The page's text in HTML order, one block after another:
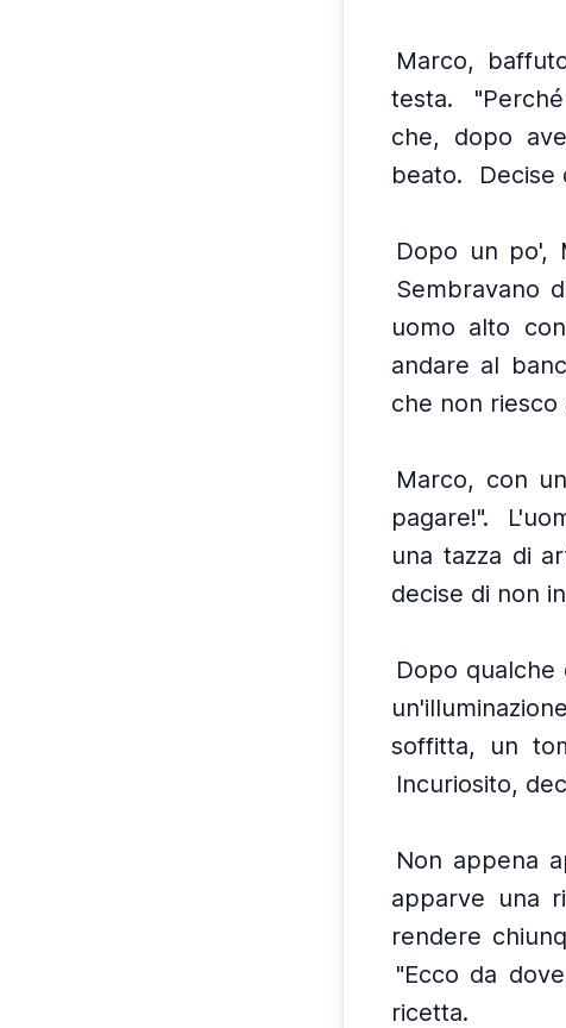
Marco,
testa.
che, dopo
beato.
Decise
Dopo un po',
Sembravano
uomo alto
andare al
che non riesco
Marco, con
pagare!".
una tazza di
decise di non
Dopo
soffitta, un
Incuriosito,
Non appena
apparve una
rendere
"Ecco da
ricetta.